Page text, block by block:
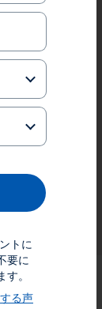
トに
要に
。
る声